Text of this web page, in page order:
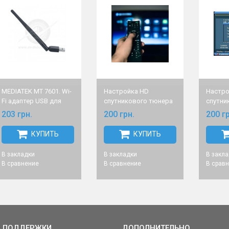
MEDIATEK MT 7601. Wi-
Fi адаптер USB для
соединения
спутникового тюнера
с Интернет сетью
203 грн.
КУПИТЬ
В закладки
В сравнение
Настройка HD
спутникового тюнера
при покупке в
магазине AV-division
200 грн.
КУПИТЬ
В закладки
В сравнение
на
200
В
В